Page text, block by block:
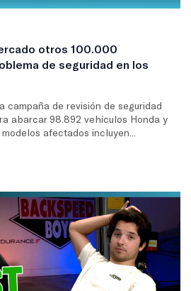
otros 100.000
de seguridad en los
campaña de revisión de seguridad
abarcar 98.892 vehículos Honda y
afectados incluyen...